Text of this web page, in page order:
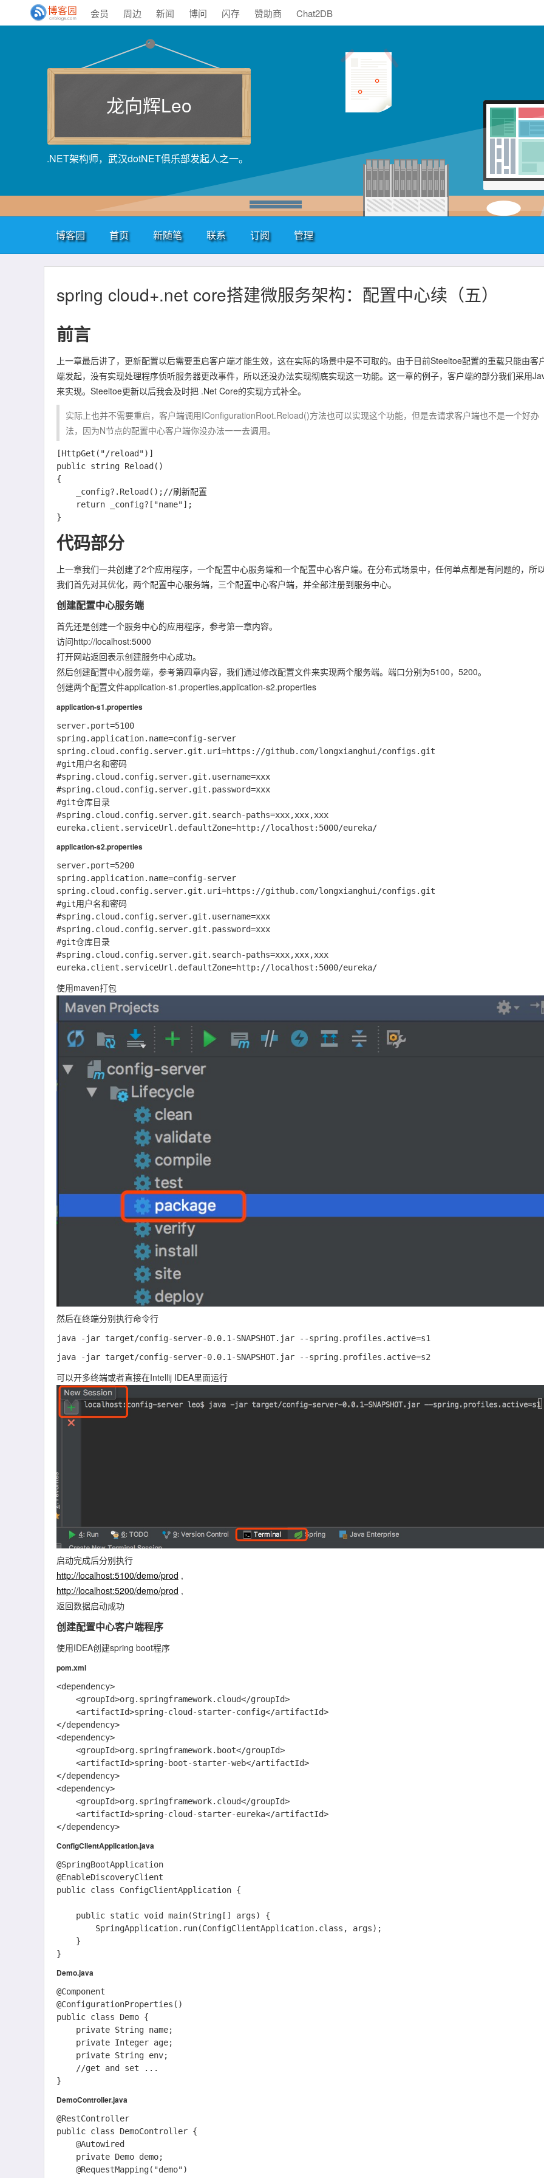
会员 周边 新闻 博问 闪存 赞助商 Chat2DB
龙向辉Leo
.NET架构师，武汉dotNET俱乐部发起人之一。
博客园 首页 新随笔 联系 订阅 管理
spring cloud+.net core搭建微服务架构：配置中心续（五）
前言
上一章最后讲了，更新配置以后需要重启客户端才能生效，这在实际的场景中是不可取的。由于目前Steeltoe配置的重载只能由客
端发起，没有实现处理程序侦听服务器更改事件，所以还没办法实现彻底实现这一功能。这一章的例子，客户端的部分我们采用
来实现。Steeltoe更新以后我会及时把 .Net Core的实现方式补全。
实际上也并不需要重启，客户端调用IConfigurationRoot.Reload()方法也可以实现这个功能，但是去请求客户端也不是一个好办
法，因为N节点的配置中心客户端你没办法一一去调用。
[HttpGet("/reload")]
public string Reload()
{
代码部分
上一章我们一共创建了2个应用程序，一个配置中心服务端和一个配置中心客户端。在分布式场景中，任何单点都是有问题的，所
我们首先对其优化，两个配置中心服务端，三个配置中心客户端，并全部注册到服务中心。
创建配置中心服务端
首先还是创建一个服务中心的应用程序，参考第一章内容。
访问http://localhost:5000
打开网站返回表示创建服务中心成功。
然后创建配置中心服务端，参考第四章内容，我们通过修改配置文件来实现两个服务端。端口分别为5100，5200。
创建两个配置文件application-s1.properties,application-s2.properties
application-s1.properties
server.port=5100
spring.application.name=config-server
spring.cloud.config.server.git.uri=https://github.com/longxianghui/configs.git
#git用户名和密码
#spring.cloud.config.server.git.username=xxx
#spring.cloud.config.server.git.password=xxx
#git仓库目录
#spring.cloud.config.server.git.search-paths=xxx,xxx,xxx
application-s2.properties
server.port=5200
spring.application.name=config-server
spring.cloud.config.server.git.uri=https://github.com/longxianghui/configs.git
#git用户名和密码
#spring.cloud.config.server.git.username=xxx
#spring.cloud.config.server.git.password=xxx
#git仓库目录
#spring.cloud.config.server.git.search-paths=xxx,xxx,xxx
使用maven打包
然后在终端分别执行命令行
可以开多终端或者直接在Intellij IDEA里面运行
启动完成后分别执行
http://localhost:5100/demo/prod ,
http://localhost:5200/demo/prod ,
返回数据启动成功
创建配置中心客户端程序
使用IDEA创建spring boot程序
pom.xml
<dependency>
</dependency>
<dependency>
</dependency>
<dependency>
ConfigClientApplication.java
@SpringBootApplication
@EnableDiscoveryClient
public class ConfigClientApplication {
Demo.java
@Component
@ConfigurationProperties()
public class Demo {
DemoController.java
@RestController
public class DemoController {